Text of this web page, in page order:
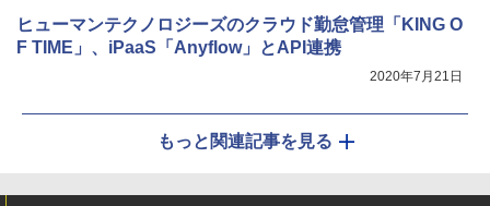
ヒューマンテクノロジーズのクラウド勤怠管理「KING O
F TIME」、iPaaS「Anyflow」とAPI連携
2020年7月21日
もっと関連記事を見る